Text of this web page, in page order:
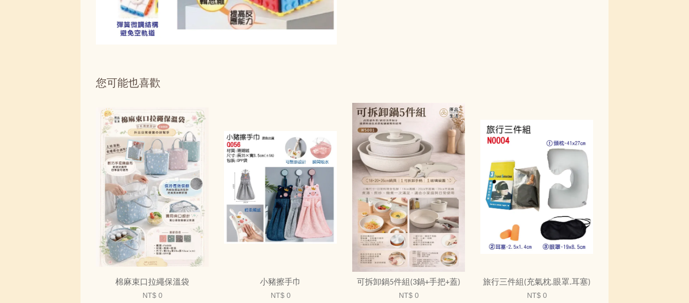
您可能也喜歡
棉麻束口拉繩保溫袋
NT$ 0
小豬擦手巾
NT$ 0
可拆卸鍋5件組(3鍋+手把+蓋)
NT$ 0
旅行三件組(充氣枕.眼罩.耳塞)
NT$ 0